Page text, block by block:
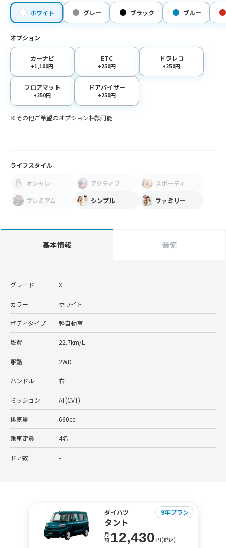
ホワイト グレー ブラック ブルー
オプション
カーナビ
+1,100円
ETC
+250円
ドラレコ
+250円
フロアマット
+250円
ドアバイザー
+250円
※その他ご希望のオプション相談可能
ライフスタイル
オシャレ アクティブ
スポーティ
プレミアム
シンプル ファミリー
基本情報 装備
グレード X
カラー ホワイト
ボディタイプ 軽自動車
燃費 22.7km/L
駆動 2WD
ハンドル 右
ミッション AT(CVT)
排気量 660cc
乗車定員 4名
ドア数 -
ダイハツ
タント
月
額 12,430 円(税込)
9年プラン